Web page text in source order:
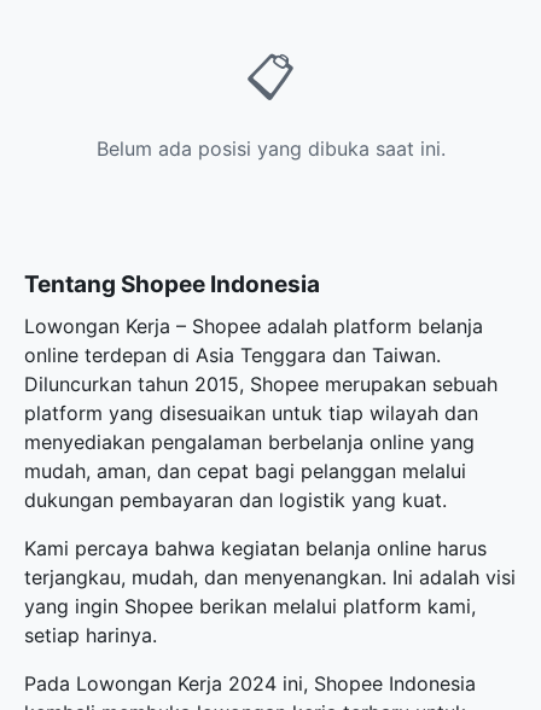
📋
Belum ada posisi yang dibuka saat ini.
Tentang Shopee Indonesia
Lowongan Kerja – Shopee adalah platform belanja
online terdepan di Asia Tenggara dan Taiwan.
Diluncurkan tahun 2015, Shopee merupakan sebuah
platform yang disesuaikan untuk tiap wilayah dan
menyediakan pengalaman berbelanja online yang
mudah, aman, dan cepat bagi pelanggan melalui
dukungan pembayaran dan logistik yang kuat.
Kami percaya bahwa kegiatan belanja online harus
terjangkau, mudah, dan menyenangkan. Ini adalah visi
yang ingin Shopee berikan melalui platform kami,
setiap harinya.
Pada Lowongan Kerja 2024 ini, Shopee Indonesia